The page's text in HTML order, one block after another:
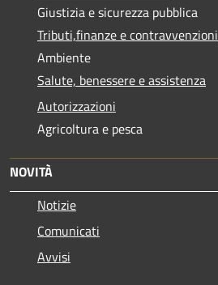
Giustizia e sicurezza pubblica
Tributi,finanze e contravvenzioni
Ambiente
Salute, benessere e assistenza
Autorizzazioni
Agricoltura e pesca
NOVITÀ
Notizie
Comunicati
Avvisi